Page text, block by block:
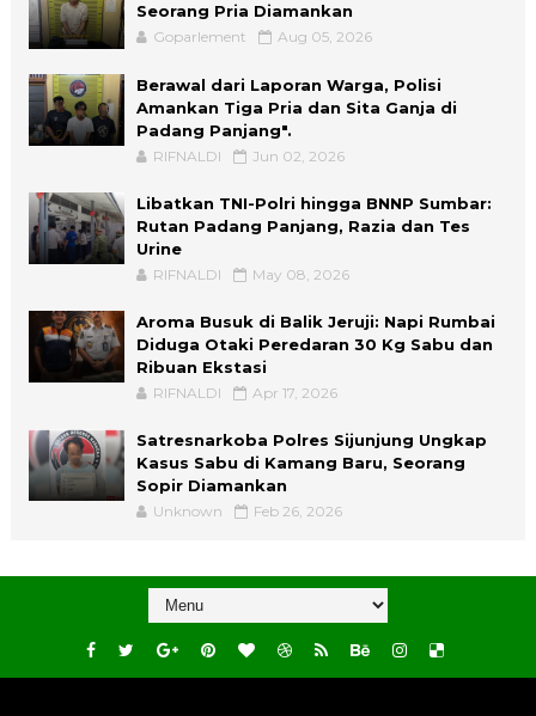
Seorang Pria Diamankan
Goparlement Aug 05, 2026
Berawal dari Laporan Warga, Polisi
Amankan Tiga Pria dan Sita Ganja di
Padang Panjang".
RIFNALDI Jun 02, 2026
Libatkan TNI-Polri hingga BNNP Sumbar:
Rutan Padang Panjang, Razia dan Tes
Urine
RIFNALDI May 08, 2026
Aroma Busuk di Balik Jeruji: Napi Rumbai
Diduga Otaki Peredaran 30 Kg Sabu dan
Ribuan Ekstasi
RIFNALDI Apr 17, 2026
Satresnarkoba Polres Sijunjung Ungkap
Kasus Sabu di Kamang Baru, Seorang
Sopir Diamankan
Unknown Feb 26, 2026